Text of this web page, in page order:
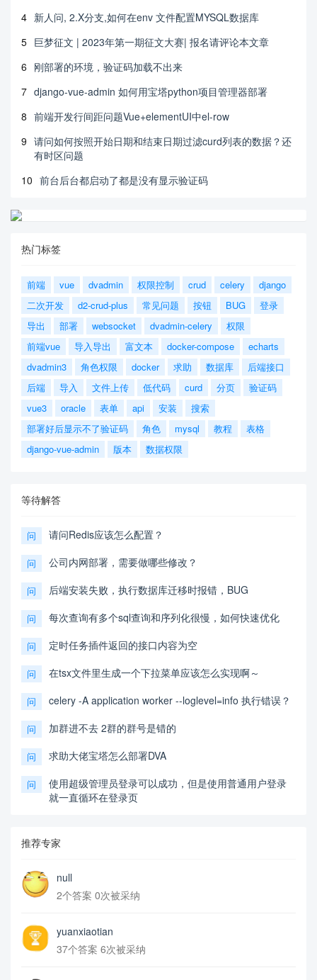
4 新人问, 2.X分支,如何在env 文件配置MYSQL数据库
5 巨梦征文 | 2023年第一期征文大赛| 报名请评论本文章
6 刚部署的环境，验证码加载不出来
7 django-vue-admin 如何用宝塔python项目管理器部署
8 前端开发行间距问题Vue+elementUI中el-row
9 请问如何按照开始日期和结束日期过滤curd列表的数据？还
有时区问题
10 前台后台都启动了都是没有显示验证码
热门标签
前端 vue dvadmin 权限控制 crud celery
django
二次开发
d2-crud-plus 常见问题 按钮 BUG
登录
导出
部署 websocket dvadmin-celery
权限
前端vue
导入导出 富文本 docker-compose
echarts
dvadmin3
角色权限 docker 求助 数据库
后端接口
后端
导入 文件上传 低代码 curd 分页
验证码
vue3
oracle 表单 api 安装
搜索
部署好后显示不了验证码
角色 mysql 教程
表格
django-vue-admin
版本 数据权限
等待解答
问 请问Redis应该怎么配置？
问 公司内网部署，需要做哪些修改？
问 后端安装失败，执行数据库迁移时报错，BUG
问 每次查询有多个sql查询和序列化很慢，如何快速优化
问 定时任务插件返回的接口内容为空
问 在tsx文件里生成一个下拉菜单应该怎么实现啊～
问 celery -A application worker --loglevel=info 执行错误？
问 加群进不去 2群的群号是错的
问 求助大佬宝塔怎么部署DVA
问
使用超级管理员登录可以成功，但是使用普通用户登录
就一直循环在登录页
推荐专家
null
2个答案 0次被采纳
yuanxiaotian
37个答案 6次被采纳